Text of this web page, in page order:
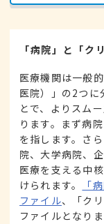
「病院」と「ク
医療機関は一般
医院）」の2つに
とで、よりスム
ります。まず病
を指します。さ
院、大学病院、
医療を支える中
けられます。
「
ファイル、「ク
ファイルとなりま